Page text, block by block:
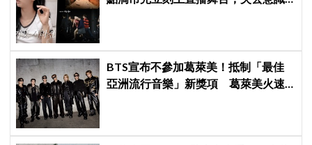
BTS宣布不參加葛萊美！抵制「最佳
亞洲流行音樂」新獎項 葛萊美火速